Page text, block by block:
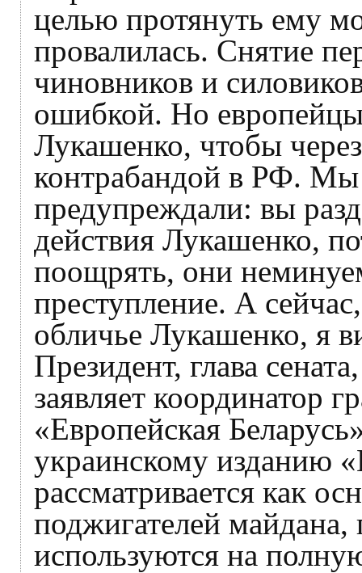
целью протянуть ему
провалилась. Снятие
чиновников и
ошибкой. Но
Лукашенко, чтобы
контрабандой в РФ. Мы
предупреждали: вы
действия Лукашенко,
поощрять, они
преступление. А
обличье Лукашенко, я
Президент, глава
заявляет координатор
«Европейская
украинскому изданию
рассматривается как
поджигателей
используются на